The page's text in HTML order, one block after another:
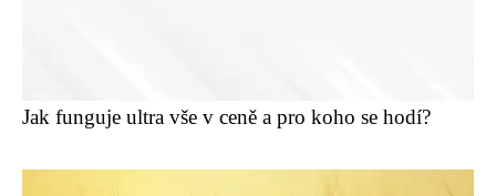
Jak funguje ultra vše v ceně a pro koho se hodí?